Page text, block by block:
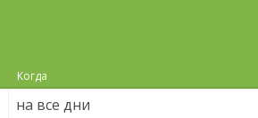
Когда
на все дни